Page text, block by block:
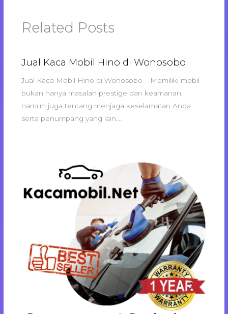
Related Posts
Jual Kaca Mobil Hino di Wonosobo
Jual Kaca Mobil Hino di Wonosobo – Memiliki mobil
bukan hanya masalah prestige dan keamanan,
namun juga tentang menjaga keselamatan Anda
serta penumpang yang lain.…